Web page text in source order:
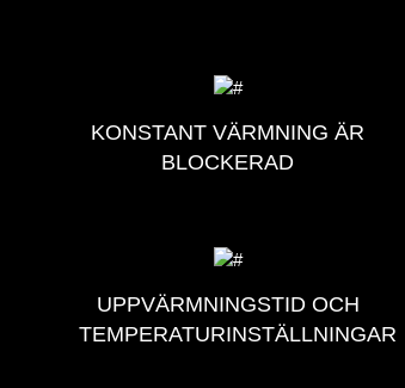
KONSTANT VÄRMNING ÄR
BLOCKERAD
UPPVÄRMNINGSTID OCH
TEMPERATURINSTÄLLNINGAR